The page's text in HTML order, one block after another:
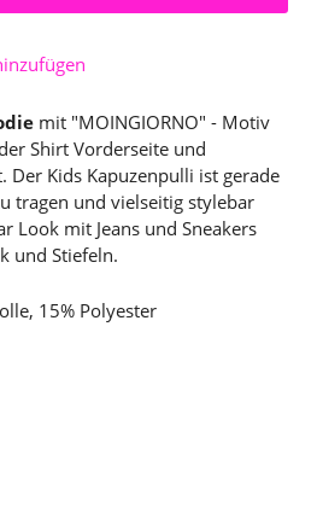
mit "MOINGIORNO" - Motiv
Shirt Vorderseite und
Der Kids Kapuzenpulli ist gerade
tragen und vielseitig stylebar
Look mit Jeans und Sneakers
und Stiefeln.
15% Polyester